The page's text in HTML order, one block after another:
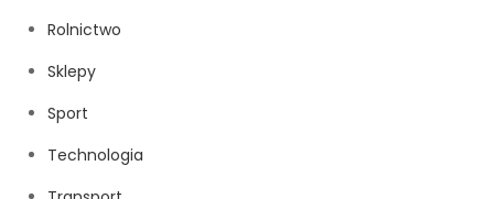
Rolnictwo
Sklepy
Sport
Technologia